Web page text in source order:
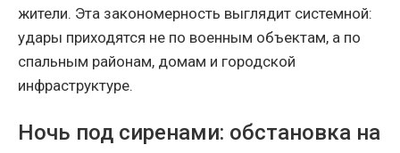
жители. Эта закономерность выглядит системной:
удары приходятся не по военным объектам, а по
спальным районам, домам и городской
инфраструктуре.
Ночь под сиренами: обстановка на